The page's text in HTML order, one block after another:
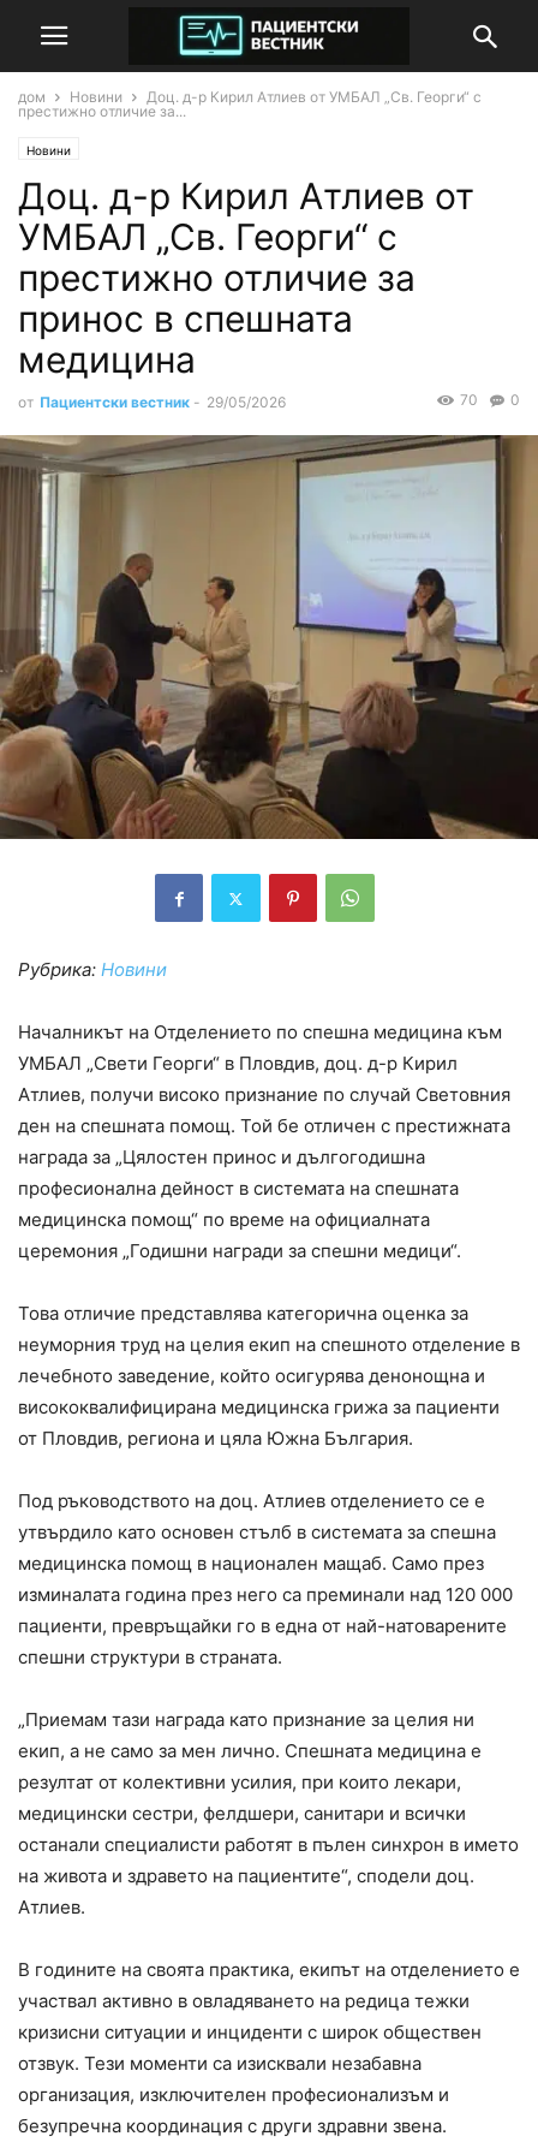
дом Новини
Доц. д-р Кирил Атлиев от УМБАЛ „Св. Георги“ с
престижно отличие за...
Новини
Доц. д-р Кирил Атлиев от
УМБАЛ „Св. Георги“ с
престижно отличие за
принос в спешната
медицина
от Пациентски вестник - 29/05/2026 0
70
Рубрика: Новини
Началникът на Отделението по спешна медицина към
УМБАЛ „Свети Георги“ в Пловдив, доц. д-р Кирил
Атлиев, получи високо признание по случай Световния
ден на спешната помощ. Той бе отличен с престижната
награда за „Цялостен принос и дългогодишна
професионална дейност в системата на спешната
медицинска помощ“ по време на официалната
церемония „Годишни награди за спешни медици“.
Това отличие представлява категорична оценка за
неуморния труд на целия екип на спешното отделение в
лечебното заведение, който осигурява денонощна и
висококвалифицирана медицинска грижа за пациенти
от Пловдив, региона и цяла Южна България.
Под ръководството на доц. Атлиев отделението се е
утвърдило като основен стълб в системата за спешна
медицинска помощ в национален мащаб. Само през
изминалата година през него са преминали над 120 000
пациенти, превръщайки го в една от най-натоварените
спешни структури в страната.
„Приемам тази награда като признание за целия ни
екип, а не само за мен лично. Спешната медицина е
резултат от колективни усилия, при които лекари,
медицински сестри, фелдшери, санитари и всички
останали специалисти работят в пълен синхрон в името
на живота и здравето на пациентите“, сподели доц.
Атлиев.
В годините на своята практика, екипът на отделението е
участвал активно в овладяването на редица тежки
кризисни ситуации и инциденти с широк обществен
отзвук. Тези моменти са изисквали незабавна
организация, изключителен професионализъм и
безупречна координация с други здравни звена.